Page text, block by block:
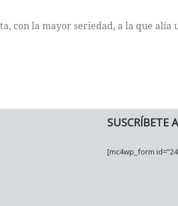
con la mayor seriedad, a la que
SUSCRÍBETE
[mc4wp_form